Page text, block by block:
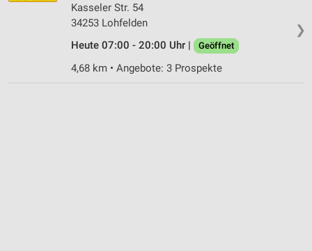
❯
Kasseler Str. 54
34253 Lohfelden
Heute 07:00 - 20:00 Uhr |
Geöffnet
4,68 km • Angebote: 3 Prospekte